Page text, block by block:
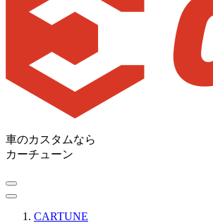
車のカスタムなら
カーチューン
CARTUNE